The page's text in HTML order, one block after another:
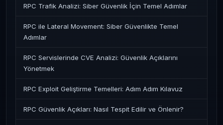
RPC Trafik Analizi: Siber Güvenlik İçin Temel Adımlar
RPC ile Lateral Movement: Siber Güvenlikte Temel
Adımlar
RPC Servislerinde CVE Analizi: Güvenlik Açıklarını
Yönetmek
RPC Exploit Geliştirme Temelleri: Adım Adım Kılavuz
RPC Güvenlik Açıkları: Nasıl Tespit Edilir ve Önlenir?